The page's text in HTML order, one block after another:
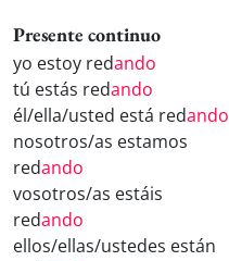
Presente continuo
yo estoy redando
tú estás redando
él/ella/usted está redando
nosotros/as estamos
redando
vosotros/as estáis
redando
ellos/ellas/ustedes están